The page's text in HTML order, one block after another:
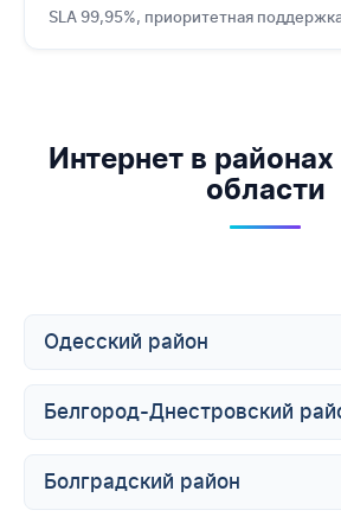
SLA 99,95%, приоритетная
Интернет в
области
Одесский район
Белгород-Днестровский
Болградский район